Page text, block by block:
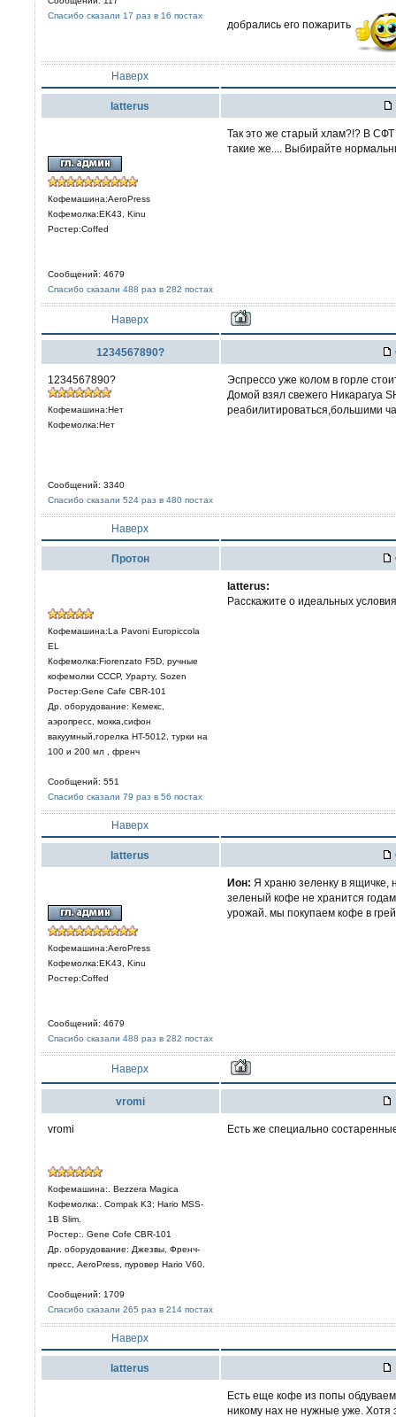
Спасибо сказали 17 раз в 16 постах
добрались его пожарить
Наверх
latterus
Кофемашина:AeroPress
Кофемолка:EK43, Kinu
Ростер:Coffed
Сообщений: 4679
Спасибо сказали 488 раз в 282 постах
Так это же старый хлам?!? В
такие же.... Выбирайте
Наверх
1234567890?
1234567890?
Кофемашина:Нет
Кофемолка:Нет
Сообщений: 3340
Спасибо сказали 524 раз в 480 постах
Эспрессо уже колом в горле
Домой взял свежего Никарагуа
реабилитироваться,большими
Наверх
Протон
Кофемашина:La Pavoni Europiccola
EL
Кофемолка:Fiorenzato F5D, ручные
кофемолки СССР, Урарту, Sozen
Ростер:Gene Cafe CBR-101
Др. оборудование: Кемекс,
аэропресс, мокка,сифон
вакуумный,горелка HT-5012, турки на
100 и 200 мл , френч
Сообщений: 551
Спасибо сказали 79 раз в 56 постах
latterus:
Расскажите о идеальных
Наверх
latterus
Кофемашина:AeroPress
Кофемолка:EK43, Kinu
Ростер:Coffed
Сообщений: 4679
Спасибо сказали 488 раз в 282 постах
Ион: Я храню зеленку в ящичке,
зеленый кофе не хранится
урожай. мы покупаем кофе в
Наверх
vromi
vromi
Кофемашина:. Bezzera Magica
Кофемолка:. Compak K3; Hario MSS-
1B Slim.
Ростер:. Gene Cofe CBR-101
Др. оборудование: Джезвы, Френч-
пресс, AeroPress, пуровер Hario V60.
Сообщений: 1709
Спасибо сказали 265 раз в 214 постах
Есть же специально
Наверх
latterus
Есть еще кофе из попы
никому нах не нужные уже. Хотя